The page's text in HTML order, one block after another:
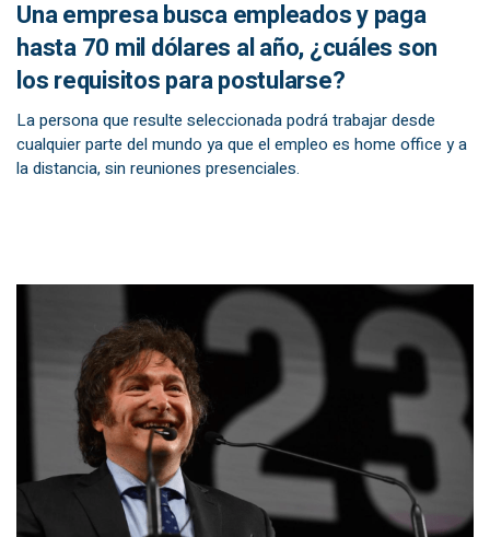
Una empresa busca empleados y paga
hasta 70 mil dólares al año, ¿cuáles son
los requisitos para postularse?
La persona que resulte seleccionada podrá trabajar desde
cualquier parte del mundo ya que el empleo es home office y a
la distancia, sin reuniones presenciales.